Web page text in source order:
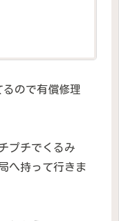
ので有償修理
プチでくるみ
へ持って行きま